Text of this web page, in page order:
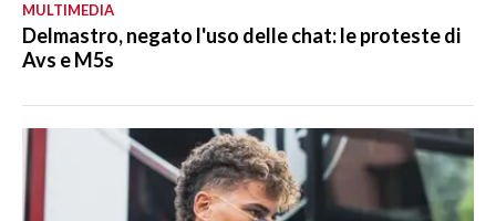
MULTIMEDIA
Delmastro, negato l'uso delle chat: le proteste di
Avs e M5s